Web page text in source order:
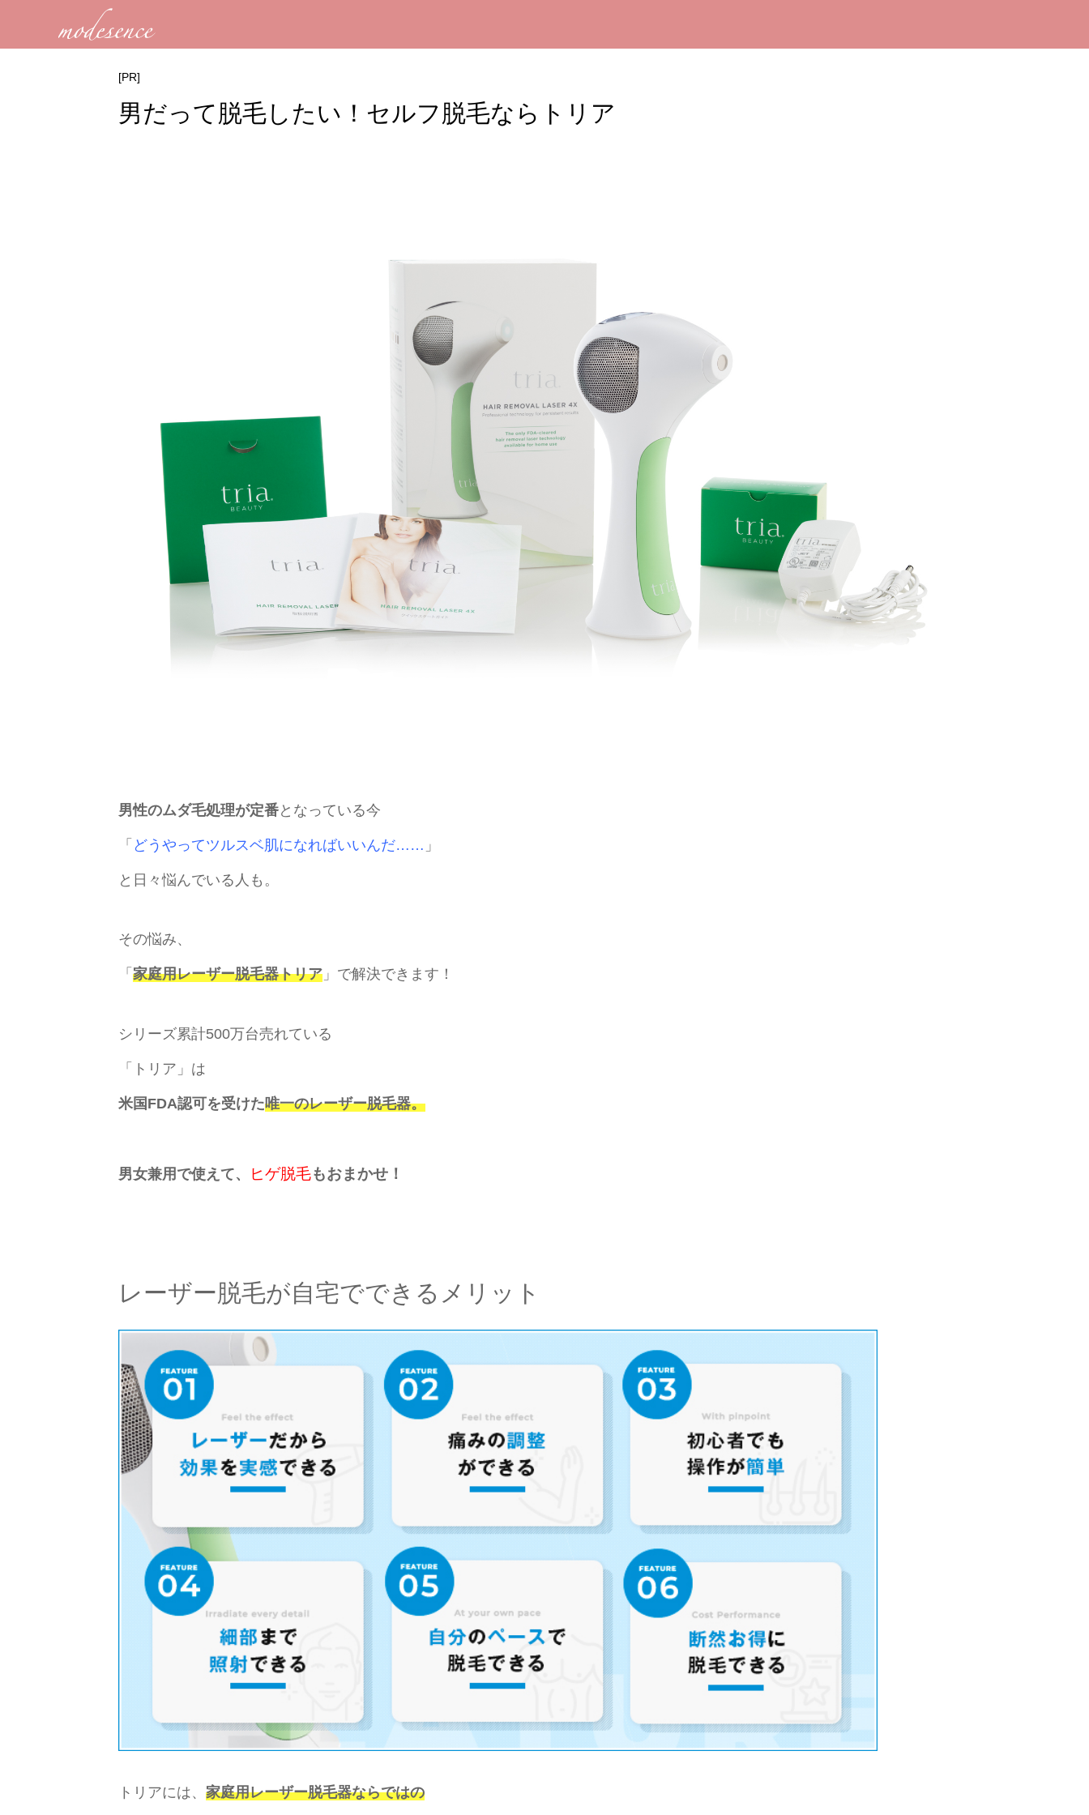
[PR]
男だって脱毛したい！セルフ脱毛ならトリア
男性のムダ毛処理が定番となっている今
「 どうやってツルスベ肌になればいいんだ…… 」
と日々悩んでいる人も。
その悩み、
「 家庭用レーザー脱毛器トリア」で解決できます！
シリーズ累計500万台売れている
「トリア」は
米国FDA認可を受けた唯一のレーザー脱毛器。
男女兼用で使えて、 ヒゲ脱毛もおまかせ！
レーザー脱毛が自宅でできるメリット
トリアには、 家庭用レーザー脱毛器ならではの